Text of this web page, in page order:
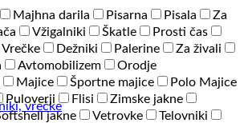
vrečke
Majhna darila Pisarna Pisala
Za
Vžigalniki Škatle
Prosti čas
Dežniki Palerine
Za živali
Avtomobilizem
Orodje
Majice Športne majice
Polo Majice
Puloverji Flisi
Zimske jakne
jakne Vetrovke
Telovniki